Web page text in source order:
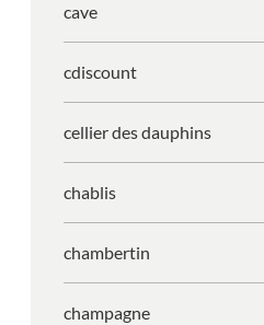
cave
cdiscount
cellier des dauphins
chablis
chambertin
champagne